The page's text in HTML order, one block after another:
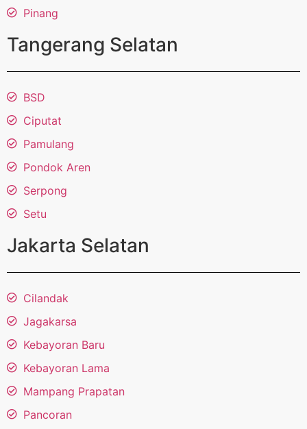
Pinang
Tangerang Selatan
BSD
Ciputat
Pamulang
Pondok Aren
Serpong
Setu
Jakarta Selatan
Cilandak
Jagakarsa
Kebayoran Baru
Kebayoran Lama
Mampang Prapatan
Pancoran